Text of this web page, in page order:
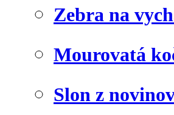
Zebra na
Mourovatá
Slon z